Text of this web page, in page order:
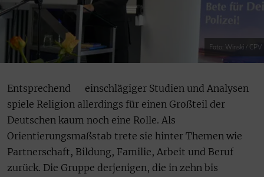
Foto: Winski / CPV
Entsprechend einschlägiger Studien und Analysen
spiele Religion allerdings für einen Großteil der
Deutschen kaum noch eine Rolle. Als
Orientierungsmaßstab trete sie hinter Themen wie
Partnerschaft, Bildung, Familie, Arbeit und Beruf
zurück. Die Gruppe derjenigen, die in zehn bis